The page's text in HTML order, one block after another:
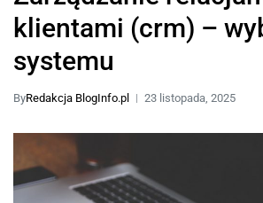
klientami (crm) –
systemu
ByRedakcja BlogInfo.pl 23 listopada, 2025